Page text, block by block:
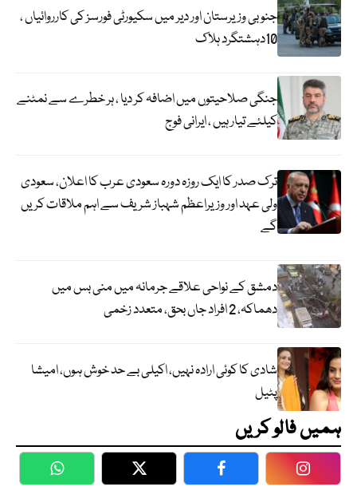
جنوبی وزیرستان اور دیر میں سکیورٹی فورسز کی کارروائیاں ،
10دہشتگرد ہلاک
جنگی صلاحیتوں میں اضافہ کر دیا ، ہر خطرے سے نمٹنے
کیلئے تیار ہیں ، ایرانی فوج
ترک صدر کا ایک روزہ دورہ سعودی عرب کا اعلان، سعودی
ولی عہد اور وزیراعظم شہباز شریف سے اہم ملاقات کریں
گے
دمشق کے نواحی علاقے جرمانہ میں منی بس میں
دھماکہ، 2 افراد جاں بحق، متعدد زخمی
شادی کا کوئی ارادہ نہیں، اکیلی بے حد خوش ہوں، امیشا
پٹیل
ہمیں فالو کریں
WhatsApp Twitter Facebook